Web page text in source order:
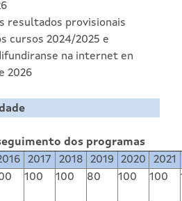
resultados provisionais
cursos 2024/2025 e
na internet en
2026
dos programas
2017 2018 2019 2020
2021
100 100 80 100 100